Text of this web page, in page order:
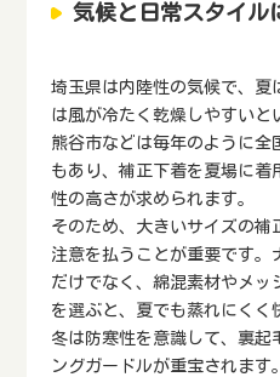
気候と日常スタイル
埼玉県は内陸性の気候で、夏
は風が冷たく乾燥しやすいと
熊谷市などは毎年のように全
もあり、補正下着を夏場に着
性の高さが求められます。
そのため、大きいサイズの補
注意を払うことが重要です。
だけでなく、綿混素材やメッ
を選ぶと、夏でも蒸れにくく
冬は防寒性を意識して、裏起
ングガードルが重宝されます。